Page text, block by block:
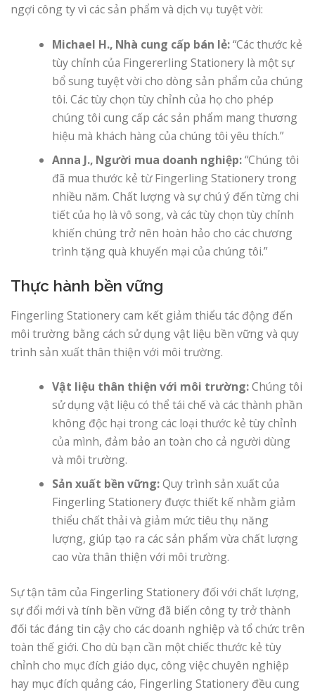
ngợi công ty vì các sản phẩm và dịch vụ tuyệt vời:
Michael H., Nhà cung cấp bán lẻ:“Các thước kẻ
tùy chỉnh của Fingererling Stationery là một sự
bổ sung tuyệt vời cho dòng sản phẩm của chúng
tôi. Các tùy chọn tùy chỉnh của họ cho phép
chúng tôi cung cấp các sản phẩm mang thương
hiệu mà khách hàng của chúng tôi yêu thích.”
Anna J., Người mua doanh nghiệp:“Chúng tôi
đã mua thước kẻ từ Fingerling Stationery trong
nhiều năm. Chất lượng và sự chú ý đến từng chi
tiết của họ là vô song, và các tùy chọn tùy chỉnh
khiến chúng trở nên hoàn hảo cho các chương
trình tặng quà khuyến mại của chúng tôi.”
Thực hành bền vững
Fingerling Stationery cam kết giảm thiểu tác động đến
môi trường bằng cách sử dụng vật liệu bền vững và quy
trình sản xuất thân thiện với môi trường.
Vật liệu thân thiện với môi trường:Chúng tôi
sử dụng vật liệu có thể tái chế và các thành phần
không độc hại trong các loại thước kẻ tùy chỉnh
của mình, đảm bảo an toàn cho cả người dùng
và môi trường.
Sản xuất bền vững:Quy trình sản xuất của
Fingerling Stationery được thiết kế nhằm giảm
thiểu chất thải và giảm mức tiêu thụ năng
lượng, giúp tạo ra các sản phẩm vừa chất lượng
cao vừa thân thiện với môi trường.
Sự tận tâm của Fingerling Stationery đối với chất lượng,
sự đổi mới và tính bền vững đã biến công ty trở thành
đối tác đáng tin cậy cho các doanh nghiệp và tổ chức trên
toàn thế giới. Cho dù bạn cần một chiếc thước kẻ tùy
chỉnh cho mục đích giáo dục, công việc chuyên nghiệp
hay mục đích quảng cáo, Fingerling Stationery đều cung